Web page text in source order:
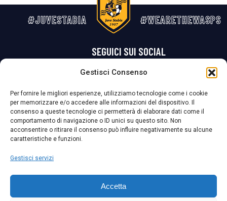
Gestisci Consenso
Per fornire le migliori esperienze, utilizziamo tecnologie come i cookie
per memorizzare e/o accedere alle informazioni del dispositivo. Il
consenso a queste tecnologie ci permetterà di elaborare dati come il
comportamento di navigazione o ID unici su questo sito. Non
acconsentire o ritirare il consenso può influire negativamente su alcune
caratteristiche e funzioni.
Gestisci servizi
Accetta
#JUVESTABIA #WEARETHEWASPS
SEGUICI SUI SOCIAL
La Società ha nominato il Responsabile della Protezione dei Dati Personali (DPO), figura specializzata che vigila sulle modalità adottate dalla
nostra Società per tutelare i Suoi dati personali.